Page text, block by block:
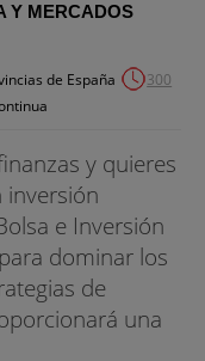
Y MERCADOS
de España
300
y quieres
inversión
e Inversión
dominar los
de
una